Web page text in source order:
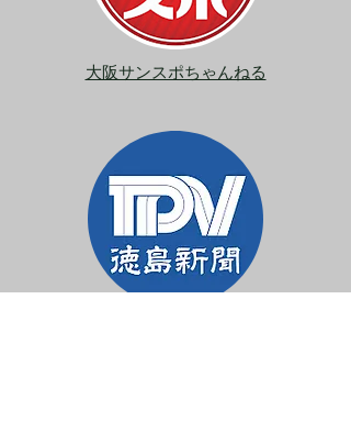
大阪サンスポちゃんねる